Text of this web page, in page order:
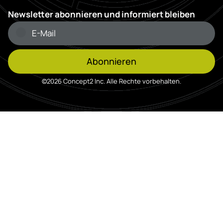
Newsletter abonnieren und informiert bleiben
Abonnieren
©2026 Concept2 Inc. Alle Rechte vorbehalten.